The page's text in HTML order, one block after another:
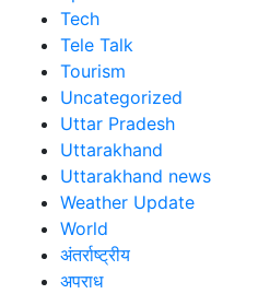
Tech
Tele Talk
Tourism
Uncategorized
Uttar Pradesh
Uttarakhand
Uttarakhand news
Weather Update
World
अंतर्राष्ट्रीय
अपराध